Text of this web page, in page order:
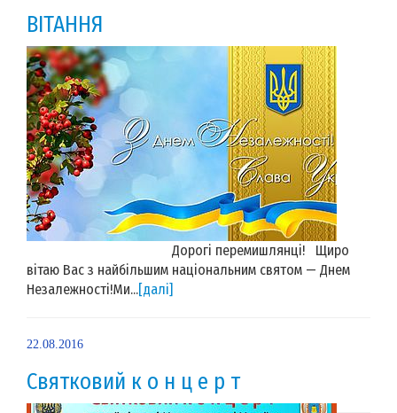
ВІТАННЯ
Дорогі перемишлянці! Щиро
вітаю Вас з найбільшим національним святом — Днем
Незалежності!Ми...[далі]
22.08.2016
Святковий к о н ц е р т